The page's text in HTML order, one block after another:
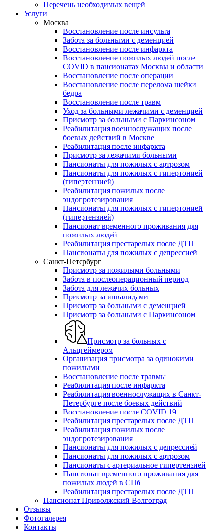
Перечень необходимых вещей
Услуги
Москва
Восстановление после инсульта
Забота за больными с деменцией
Восстановление после инфаркта
Восстановление пожилых людей после
COVID в пансионатах Москвы и области
Восстановление после операции
Восстановление после перелома шейки
бедра
Восстановление после травм
Уход за больными лежачими с деменцией
Присмотр за больными с Паркинсоном
Реабилитация военнослужащих после
боевых действий в Москве
Реабилитация после инфаркта
Присмотр за лежачими больными
Пансионаты для пожилых с артрозом
Пансионаты для пожилых с гипертонией
(гипертензией)
Реабилитация пожилых после
эндопротезирования
Пансионаты для пожилых с гипертонией
(гипертензией)
Пансионат временного проживания для
пожилых людей
Реабилитация престарелых после ДТП
Пансионаты для пожилых с депрессией
Санкт-Петербург
Присмотр за пожилыми больными
Забота в послеоперационный период
Забота для лежачих больных
Присмотр за инвалидами
Присмотр за больными с деменцией
Присмотр за больными с Паркинсоном
Присмотр за больных с
Альцгеймером
Организация присмотра за одинокими
пожилыми
Восстановление после травмы
Реабилитация после инфаркта
Реабилитация военнослужащих в Санкт-
Петербурге после боевых действий
Восстановление после СOVID 19
Реабилитация престарелых после ДТП
Реабилитация пожилых после
эндопротезирования
Пансионаты для пожилых с депрессией
Пансионаты для пожилых с артрозом
Пансионаты с артериальное гипертензией
Пансионат временного проживания для
пожилых людей в СПб
Реабилитация престарелых после ДТП
Пансионат Приволжский Волгоград
Отзывы
Фотогалерея
Контакты